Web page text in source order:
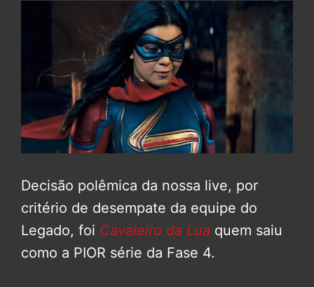
Decisão polêmica da nossa live, por
critério de desempate da equipe do
Legado, foi Cavaleiro da Lua quem saiu
como a PIOR série da Fase 4.